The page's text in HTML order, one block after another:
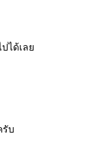
ปได้เล
รับ